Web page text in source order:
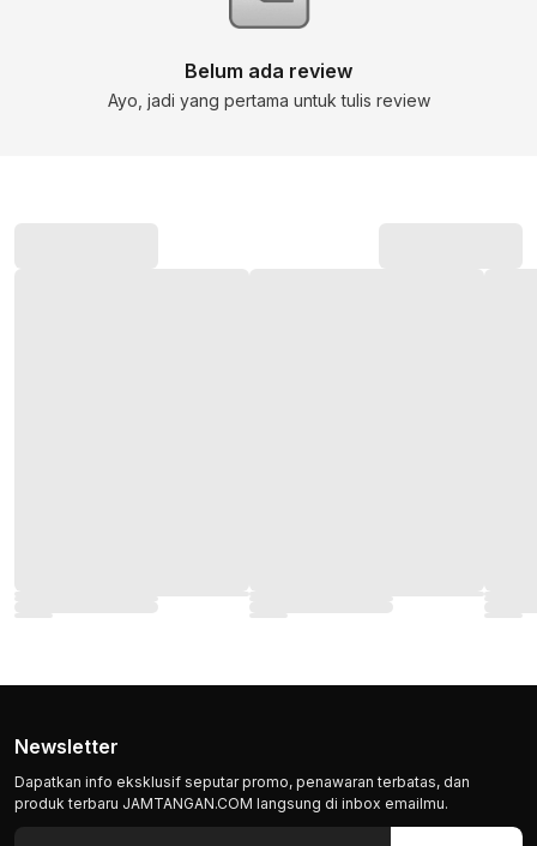
Newsletter
Dapatkan info eksklusif seputar promo, penawaran terbatas, dan
produk terbaru JAMTANGAN.COM langsung di inbox emailmu.
Belum ada review
Ayo, jadi yang pertama untuk tulis review